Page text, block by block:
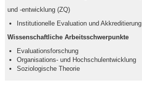
und -entwicklung (ZQ)
Institutionelle Evaluation und Akkreditierung
Wissenschaftliche Arbeitsschwerpunkte
Evaluationsforschung
Organisations- und Hochschulentwicklung
Soziologische Theorie